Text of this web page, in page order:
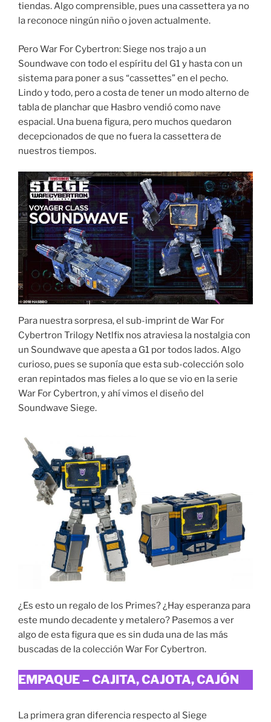
tiendas. Algo comprensible, pues una cassettera ya no
la reconoce ningún niño o joven actualmente.
Pero War For Cybertron: Siege nos trajo a un
Soundwave con todo el espíritu del G1 y hasta con un
sistema para poner a sus “cassettes” en el pecho.
Lindo y todo, pero a costa de tener un modo alterno de
tabla de planchar que Hasbro vendió como nave
espacial. Una buena figura, pero muchos quedaron
decepcionados de que no fuera la cassettera de
nuestros tiempos.
Para nuestra sorpresa, el sub-imprint de War For
Cybertron Trilogy Netlfix nos atraviesa la nostalgia con
un Soundwave que apesta a G1 por todos lados. Algo
curioso, pues se suponía que esta sub-colección solo
eran repintados mas fieles a lo que se vio en la serie
War For Cybertron, y ahí vimos el diseño del
Soundwave Siege.
¿Es esto un regalo de los Primes? ¿Hay esperanza para
este mundo decadente y metalero? Pasemos a ver
algo de esta figura que es sin duda una de las más
buscadas de la colección War For Cybertron.
EMPAQUE – CAJITA, CAJOTA, CAJÓN
La primera gran diferencia respecto al Siege